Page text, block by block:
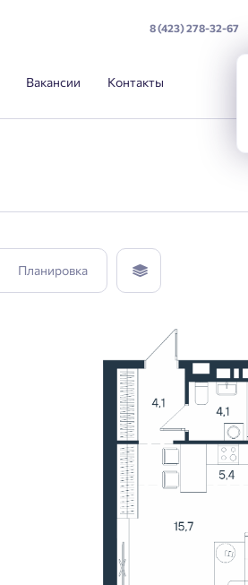
8 (423) 278-32-67
Вакансии Контакты
Планировка